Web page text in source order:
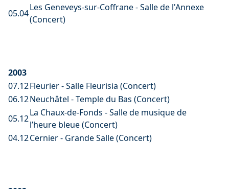
05.04
Les Geneveys-sur-Coffrane - Salle de l'Annexe
(Concert)
2003
07.12Fleurier - Salle Fleurisia (Concert)
06.12Neuchâtel - Temple du Bas (Concert)
05.12
La Chaux-de-Fonds - Salle de musique de
l’heure bleue (Concert)
04.12Cernier - Grande Salle (Concert)